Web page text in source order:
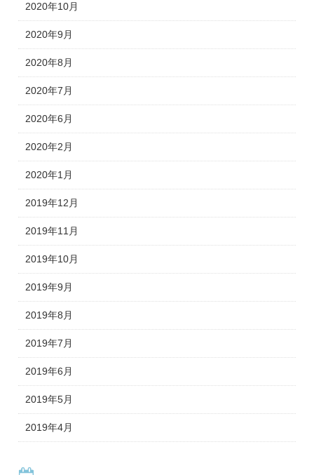
2020年10月
2020年9月
2020年8月
2020年7月
2020年6月
2020年2月
2020年1月
2019年12月
2019年11月
2019年10月
2019年9月
2019年8月
2019年7月
2019年6月
2019年5月
2019年4月